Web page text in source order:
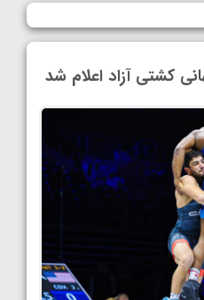
کشتی آزاد اعلام شد